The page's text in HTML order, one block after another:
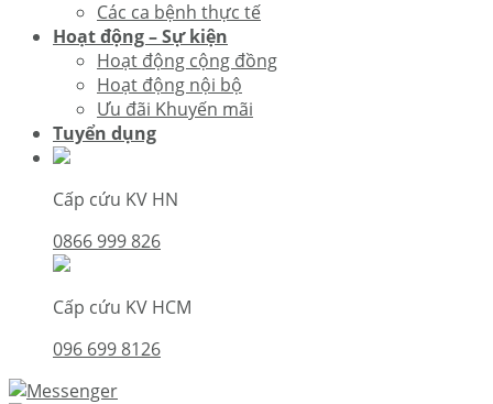
Các ca bệnh thực tế
Hoạt động – Sự kiện
Hoạt động cộng đồng
Hoạt động nội bộ
Ưu đãi Khuyến mãi
Tuyển dụng
Cấp cứu KV HN
0866 999 826
Cấp cứu KV HCM
096 699 8126